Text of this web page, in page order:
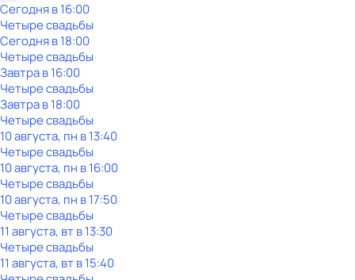
Сегодня в 16:00
Четыре свадьбы
Сегодня в 18:00
Четыре свадьбы
Завтра в 16:00
Четыре свадьбы
Завтра в 18:00
Четыре свадьбы
10 августа, пн в 13:40
Четыре свадьбы
10 августа, пн в 16:00
Четыре свадьбы
10 августа, пн в 17:50
Четыре свадьбы
11 августа, вт в 13:30
Четыре свадьбы
11 августа, вт в 15:40